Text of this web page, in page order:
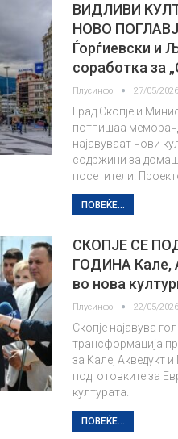
ВИДЛИВИ
НОВО
Ѓорѓиевски и
соработка за
Плусинфо 27/05/2026
Град Скопје и
потпишаа
најавуваат нови
содржини за
посетители.
ПОВЕЌЕ...
СКОПЈЕ СЕ
ГОДИНА Кале,
во нова
Плусинфо 22/05/2026
Скопје најавува
трансформација
за Кале, Акведукт
подготовките за
културата.
ПОВЕЌЕ...